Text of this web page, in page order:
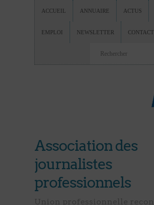
ACCUEIL ANNUAIRE ACTUS
EMPLOI NEWSLETTER CONTACT
Association des
journalistes
professionnels